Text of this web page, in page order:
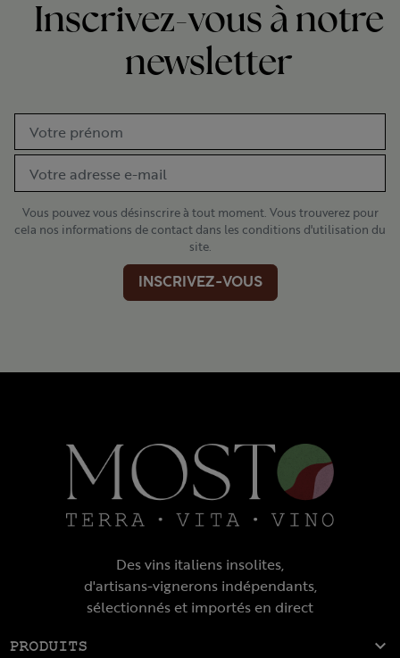
Inscrivez-vous à notre
newsletter
Vous pouvez vous désinscrire à tout moment. Vous trouverez pour
cela nos informations de contact dans les conditions d'utilisation du
site.
INSCRIVEZ-VOUS
Des vins italiens insolites,
d'artisans-vignerons indépendants,
sélectionnés et importés en direct
PRODUITS 